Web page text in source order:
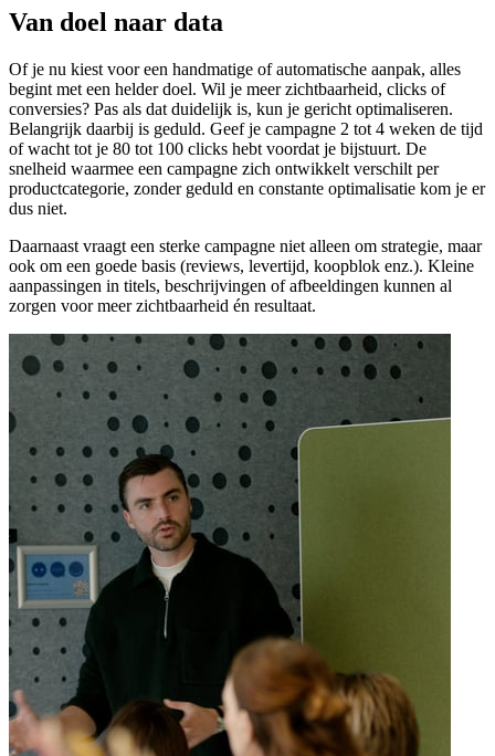
Van doel naar data
Of je nu kiest voor een handmatige of automatische aanpak, alles
begint met een helder doel. Wil je meer zichtbaarheid, clicks of
conversies? Pas als dat duidelijk is, kun je gericht optimaliseren.
Belangrijk daarbij is geduld. Geef je campagne 2 tot 4 weken de tijd
of wacht tot je 80 tot 100 clicks hebt voordat je bijstuurt. De
snelheid waarmee een campagne zich ontwikkelt verschilt per
productcategorie, zonder geduld en constante optimalisatie kom je er
dus niet.
Daarnaast vraagt een sterke campagne niet alleen om strategie, maar
ook om een goede basis (reviews, levertijd, koopblok enz.). Kleine
aanpassingen in titels, beschrijvingen of afbeeldingen kunnen al
zorgen voor meer zichtbaarheid én resultaat.